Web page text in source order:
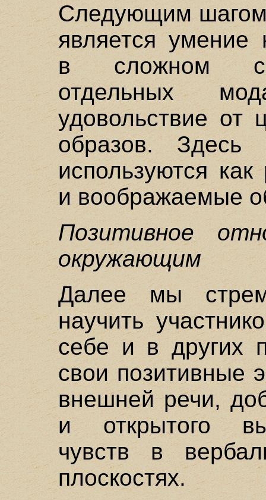
Следующим шагом
является умение
в сложном
отдельных
удовольствие от
образов. Здесь
используются
и воображаемые
Позитивное
окружающим
Далее мы
научить
себе и в других
свои позитивные
внешней речи,
и открытого
чувств в
плоскостях.